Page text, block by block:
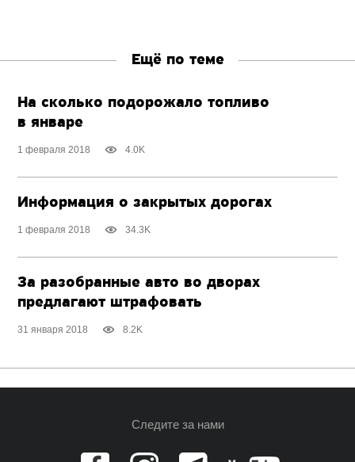
Ещё по теме
На сколько подорожало топливо
в январе
1 февраля 2018 4.0K
Информация о закрытых дорогах
1 февраля 2018 34.3K
За разобранные авто во дворах
предлагают штрафовать
31 января 2018 8.2K
Следите за нами